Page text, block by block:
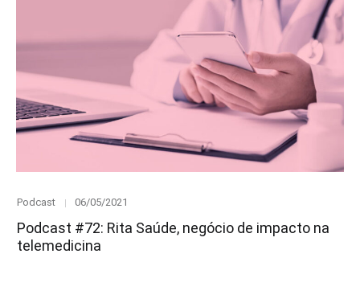
Category
Podcast
Posted
06/05/2021
Podcast #72: Rita Saúde, negócio de impacto na
telemedicina